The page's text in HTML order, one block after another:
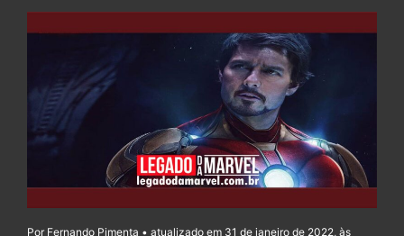
Por Fernando Pimenta • atualizado em 31 de janeiro de 2022, às